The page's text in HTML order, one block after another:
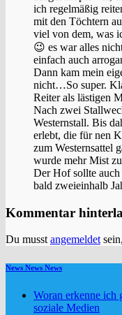
ich regelmäßig
mit den Töchtern
viel von dem, was
😉 es war alles
einfach auch
Dann kam mein
nicht…So super.
Reiter als lästigen
Nach zwei
Westernstall. Bis
erlebt, die für nen
zum Westernsattel
wurde mehr Mist
Der Hof sollte auch
bald zweieinhalb
Kommentar
Du musst angemeldet
News News News
Woran erkenne ich
soziale Medien